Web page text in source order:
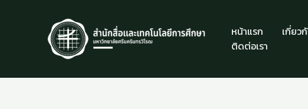
หน้าแรก เกี่ยว
ติดต่อเรา